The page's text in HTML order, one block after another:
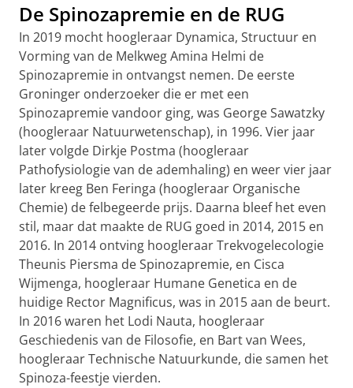
De Spinozapremie en de RUG
In 2019 mocht hoogleraar Dynamica, Structuur en
Vorming van de Melkweg Amina Helmi de
Spinozapremie in ontvangst nemen. De eerste
Groninger onderzoeker die er met een
Spinozapremie vandoor ging, was George Sawatzky
(hoogleraar Natuurwetenschap), in 1996. Vier jaar
later volgde Dirkje Postma (hoogleraar
Pathofysiologie van de ademhaling) en weer vier jaar
later kreeg Ben Feringa (hoogleraar Organische
Chemie) de felbegeerde prijs. Daarna bleef het even
stil, maar dat maakte de RUG goed in 2014, 2015 en
2016. In 2014 ontving hoogleraar Trekvogelecologie
Theunis Piersma de Spinozapremie, en Cisca
Wijmenga, hoogleraar Humane Genetica en de
huidige Rector Magnificus, was in 2015 aan de beurt.
In 2016 waren het Lodi Nauta, hoogleraar
Geschiedenis van de Filosofie, en Bart van Wees,
hoogleraar Technische Natuurkunde, die samen het
Spinoza-feestje vierden.